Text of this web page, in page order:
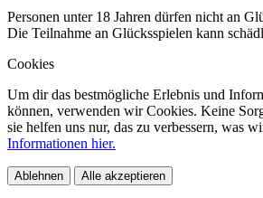
Personen unter 18 Jahren dürfen nicht an
Die Teilnahme an Glücksspielen kann
Cookies
Um dir das bestmögliche Erlebnis und
können, verwenden wir Cookies. Keine
sie helfen uns nur, das zu verbessern, was
Informationen hier.
Ablehnen Alle akzeptieren